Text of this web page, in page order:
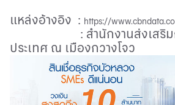
แหล่งอ้างอิง : https://
: สำนักงานส่งเสริ
ประเทศ ณ เมืองกวางโจว